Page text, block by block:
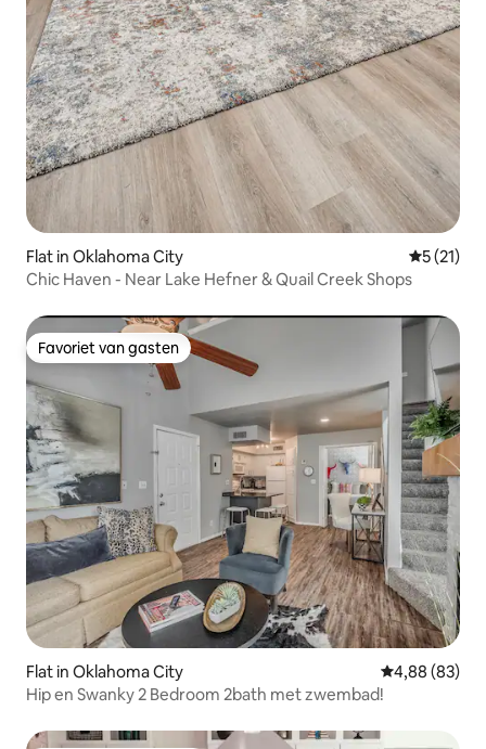
Flat in Oklahoma City
5 (21)
Chic Haven - Near Lake Hefner & Quail Creek Shops
Favoriet van gasten
Favoriet van gasten
Flat in Oklahoma City Gemiddelde
4,88 (83)
Hip en Swanky 2 Bedroom 2bath met zwembad!